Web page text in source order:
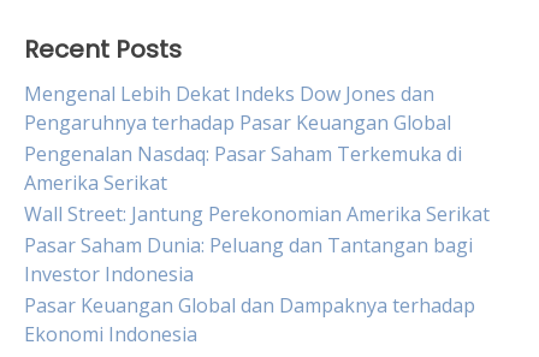
Recent Posts
Mengenal Lebih Dekat Indeks Dow Jones dan
Pengaruhnya terhadap Pasar Keuangan Global
Pengenalan Nasdaq: Pasar Saham Terkemuka di
Amerika Serikat
Wall Street: Jantung Perekonomian Amerika Serikat
Pasar Saham Dunia: Peluang dan Tantangan bagi
Investor Indonesia
Pasar Keuangan Global dan Dampaknya terhadap
Ekonomi Indonesia